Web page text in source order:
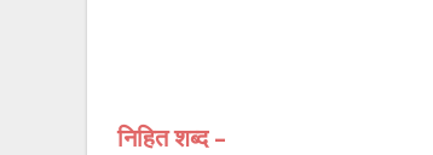
निहित शब्द–